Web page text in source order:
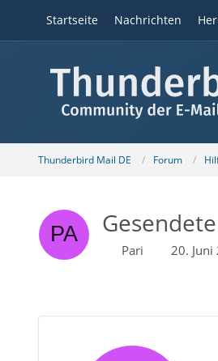
Startseite Nachrichten
Thunderbird Mail DE Forum
Pari 20.